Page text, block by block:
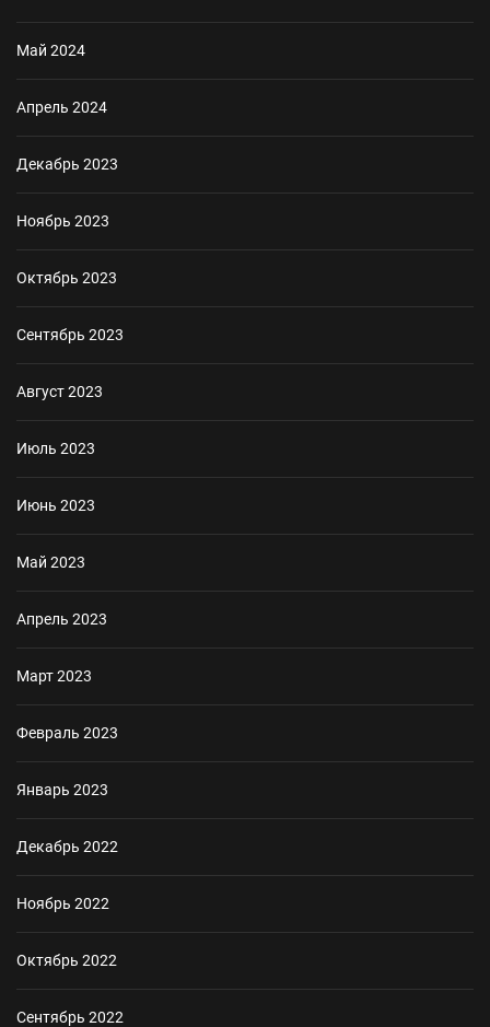
Май 2024
Апрель 2024
Декабрь 2023
Ноябрь 2023
Октябрь 2023
Сентябрь 2023
Август 2023
Июль 2023
Июнь 2023
Май 2023
Апрель 2023
Март 2023
Февраль 2023
Январь 2023
Декабрь 2022
Ноябрь 2022
Октябрь 2022
Сентябрь 2022